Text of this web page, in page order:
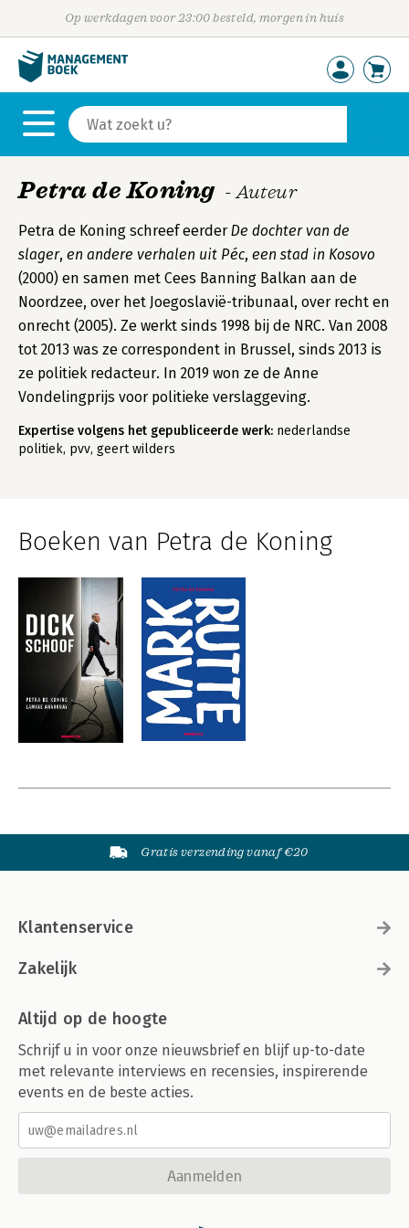
Op werkdagen voor 23:00 besteld, morgen in huis
Petra de Koning - Auteur
Petra de Koning schreef eerderDe dochter van de
slager, en andere verhalen uit Péc, een stad in Kosovo
(2000) en samen met Cees Banning Balkan aan de
Noordzee, over het Joegoslavië-tribunaal, over recht en
onrecht (2005). Ze werkt sinds 1998 bij de NRC. Van 2008
tot 2013 was ze correspondent in Brussel, sinds 2013 is
ze politiek redacteur. In 2019 won ze de Anne
Vondelingprijs voor politieke verslaggeving.
Expertise volgens het gepubliceerde werk: nederlandse
politiek, pvv, geert wilders
Boeken van Petra de Koning
Gratis verzending vanaf €20
Klantenservice
Zakelijk
Altijd op de hoogte
Schrijf u in voor onze nieuwsbrief en blijf up-to-date
met relevante interviews en recensies, inspirerende
events en de beste acties.
Aanmelden